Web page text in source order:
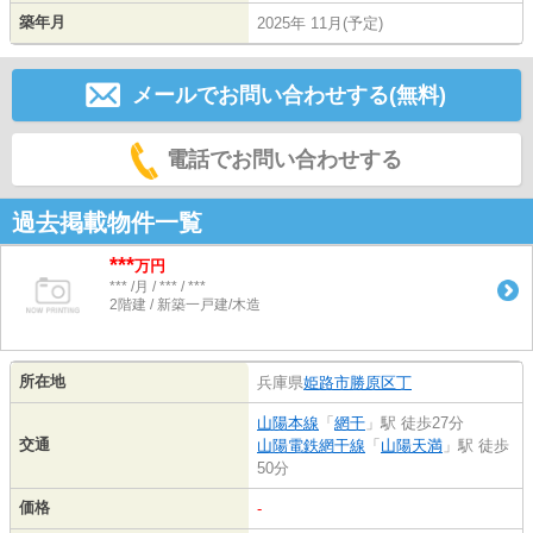
築年月 2025年 11月(予定)
メールでお問い合わせする(無料)
電話でお問い合わせする
過去掲載物件一覧
***万円
*** /月 / *** / ***
2階建 / 新築一戸建/木造
所在地 兵庫県姫路市勝原区丁
交通
山陽本線 「 網干 」駅 徒歩27分
山陽電鉄網干線 「 山陽天満 」駅 徒歩
50分
価格 -